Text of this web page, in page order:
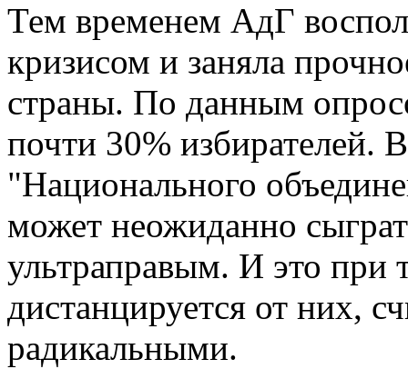
Тем временем АдГ
кризисом и заняла
страны. По данным
почти 30% избирателей.
"Национального
может неожиданно
ультраправым. И это
дистанцируется от них,
радикальными.